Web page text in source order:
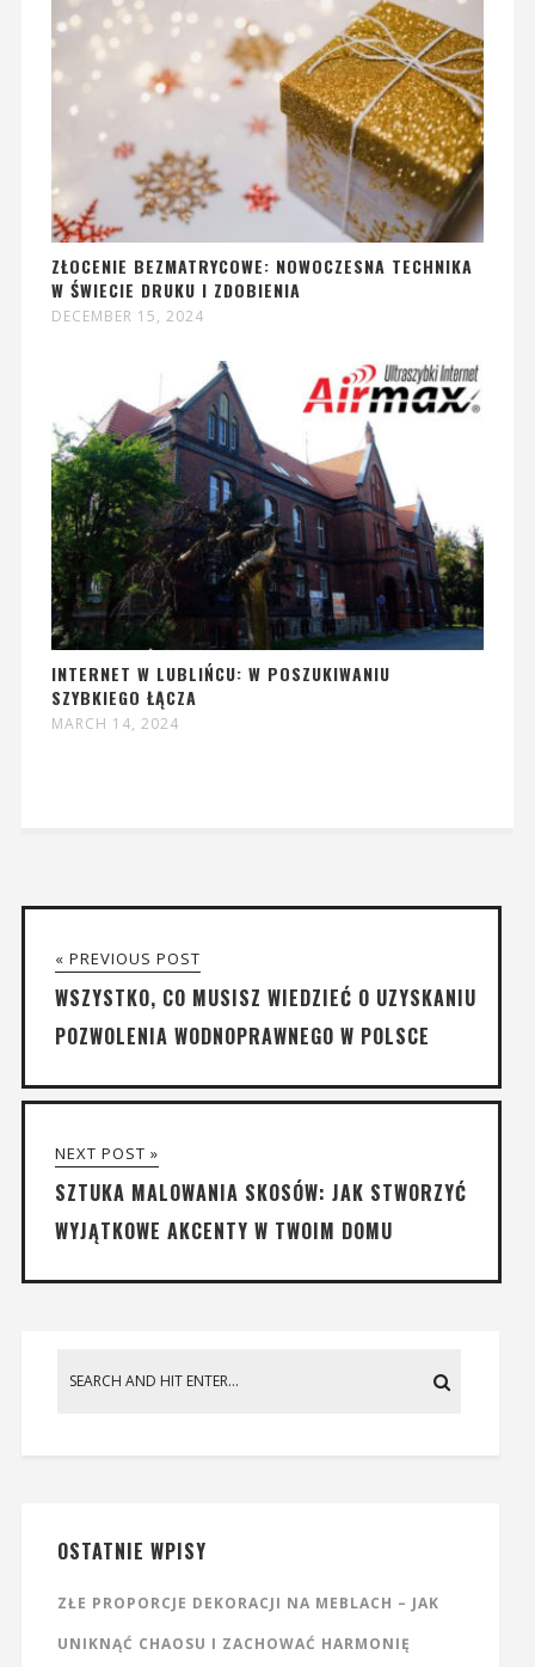
ZŁOCENIE BEZMATRYCOWE: NOWOCZESNA TECHNIKA
W ŚWIECIE DRUKU I ZDOBIENIA
DECEMBER 15, 2024
INTERNET W LUBLIŃCU: W POSZUKIWANIU
SZYBKIEGO ŁĄCZA
MARCH 14, 2024
« PREVIOUS POST
WSZYSTKO, CO MUSISZ WIEDZIEĆ O UZYSKANIU
POZWOLENIA WODNOPRAWNEGO W POLSCE
NEXT POST »
SZTUKA MALOWANIA SKOSÓW: JAK STWORZYĆ
WYJĄTKOWE AKCENTY W TWOIM DOMU
OSTATNIE WPISY
ZŁE PROPORCJE DEKORACJI NA MEBLACH – JAK
UNIKNĄĆ CHAOSU I ZACHOWAĆ HARMONIĘ